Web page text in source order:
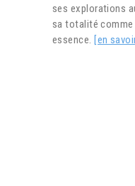
ses explorations
sa totalité comme
essence. [en